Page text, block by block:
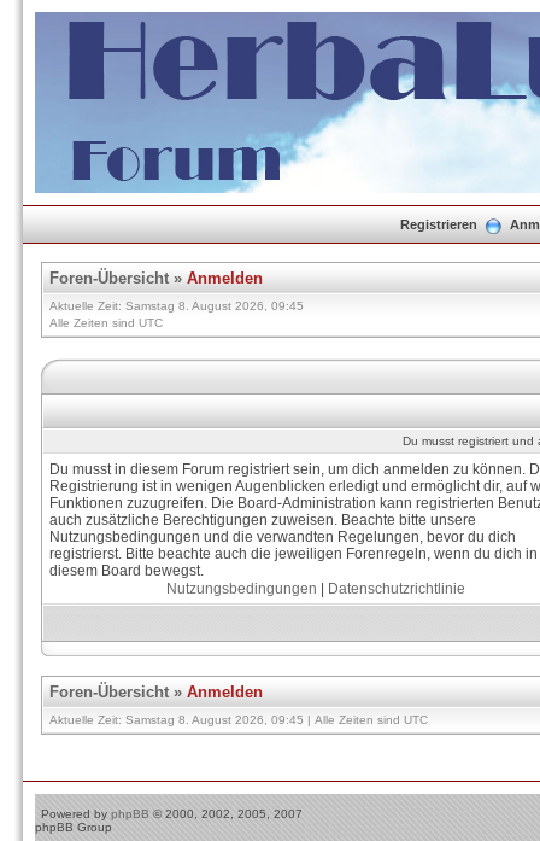
Registrieren
Foren-Übersicht» Anmelden
Aktuelle Zeit: Samstag 8. August 2026, 09:45
Alle Zeiten sind UTC
Du musst registriert
Du musst in diesem Forum registriert sein, um dich anmelden zu können.
Registrierung ist in wenigen Augenblicken erledigt und ermöglicht dir, auf
Funktionen zuzugreifen. Die Board-Administration kann registrierten
auch zusätzliche Berechtigungen zuweisen. Beachte bitte unsere
Nutzungsbedingungen und die verwandten Regelungen, bevor du dich
registrierst. Bitte beachte auch die jeweiligen Forenregeln, wenn du dich in
diesem Board bewegst.
Nutzungsbedingungen
Datenschutzrichtlinie
Foren-Übersicht» Anmelden
Aktuelle Zeit: Samstag 8. August 2026, 09:45 | Alle Zeiten sind UTC
Powered by phpBB © 2000, 2002, 2005, 2007
phpBB Group